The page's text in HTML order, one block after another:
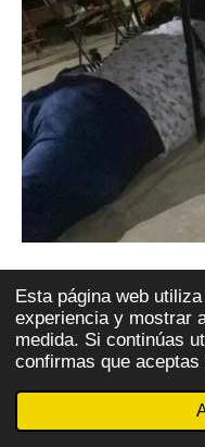
Esta página web
experiencia y mostrar
medida. Si continúas
confirmas que
ELECCIONES